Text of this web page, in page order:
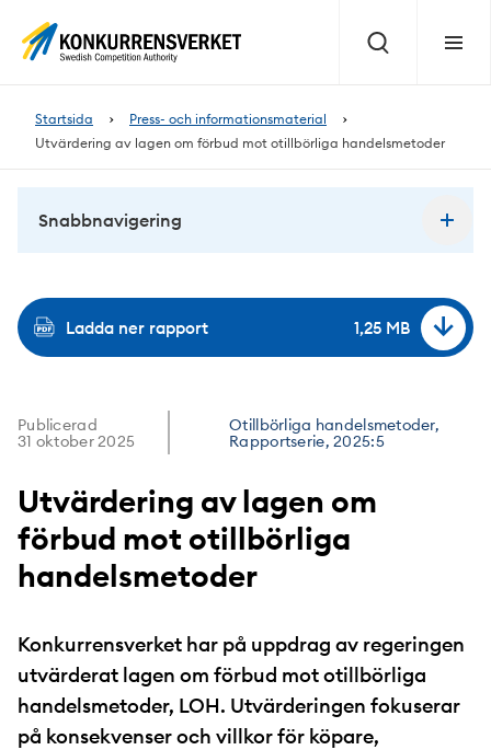
Sök Meny
Startsida
Press- och informationsmaterial
Utvärdering av lagen om förbud mot otillbörliga handelsmetoder
Publicerad
31 oktober 2025
Otillbörliga handelsmetoder,
Rapportserie, 2025:5
Utvärdering av lagen om
förbud mot otillbörliga
handelsmetoder
Konkurrensverket har på uppdrag av regeringen
utvärderat lagen om förbud mot otillbörliga
handelsmetoder, LOH. Utvärderingen fokuserar
på konsekvenser och villkor för köpare,
Ladda ner rapport 1,25 MB
Snabbnavigering